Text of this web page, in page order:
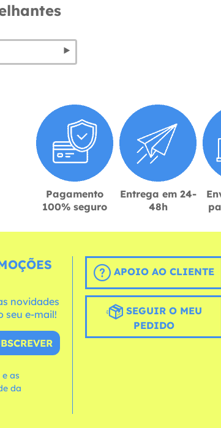
Pagamento
100% seguro
Entrega em 24-
48h
novidades
seu e-mail!
as
APOIO AO CLIENTE
SEGUIR O MEU
PEDIDO